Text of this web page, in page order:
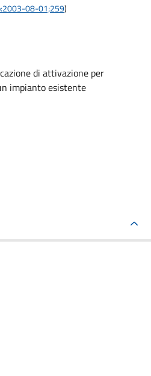
08-01;259)
di attivazione per
impianto esistente